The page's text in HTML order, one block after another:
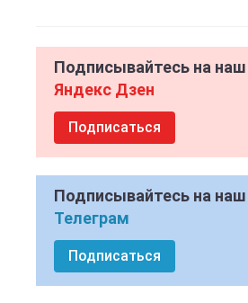
Подписывайтесь на наш
Яндекс Дзен
Подписаться
Подписывайтесь на наш
Телеграм
Подписаться